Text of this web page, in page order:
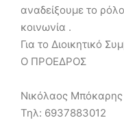
αναδείξουμε το
κοινωνία .
Για το Διοικητικό
Ο ΠΡΟΕΔΡΟΣ
Νικόλαος Μπόκαρης
Τηλ: 6937883012